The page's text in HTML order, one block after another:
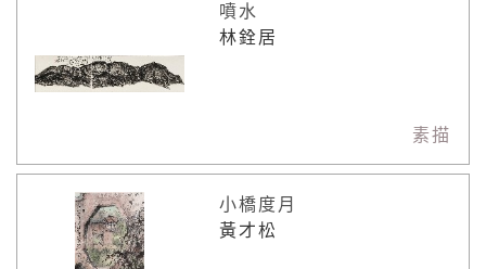
噴水
林銓居
素描
小橋度月
黃才松